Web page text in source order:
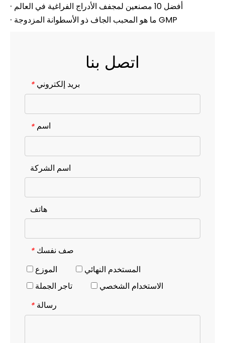
أفضل 10 مصنعين لمجفف الأدراج الفراغية في العالم
ما هو المحبب الجاف ذو الأسطوانة المزدوجة GMP
اتصل بنا
* بريد إلكتروني
* اسم
اسم الشركة
هاتف
* صف نفسك
الموزع
المستخدم النهائي
تاجر الجملة
الاستخدام الشخصي
* رسالة